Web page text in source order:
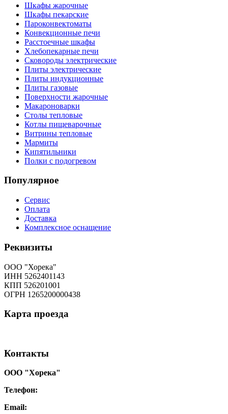
Шкафы жарочные
Шкафы пекарские
Пароконвектоматы
Конвекционные печи
Расстоечные шкафы
Хлебопекарные печи
Сковороды электрические
Плиты электрические
Плиты индукционные
Плиты газовые
Поверхности жарочные
Макароноварки
Столы тепловые
Котлы пищеварочные
Витрины тепловые
Мармиты
Кипятильники
Полки с подогревом
Популярное
Сервис
Оплата
Доставка
Комплексное оснащение
Реквизиты
ООО "Хорека"
ИНН 5262401143
КПП 526201001
ОГРН 1265200000438
Карта проезда
Контакты
ООО "Хорека"
Телефон:
Email: